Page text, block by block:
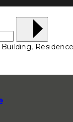
Residence